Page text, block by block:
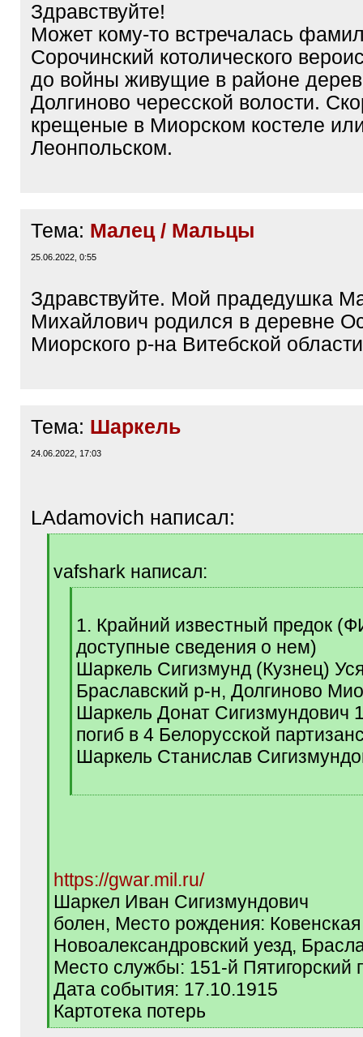
Здравствуйте!
Может кому-то встречалась
Сорочинский котолического
до войны живущие в районе
Долгиново чересской волости.
крещеные в Миорском костеле
Леонпольском.
Тема: Малец / Мальцы
25.06.2022, 0:55
Здравствуйте. Мой прадедушка
Михайлович родился в деревне
Миорского р-на Витебской
Тема: Шаркель
24.06.2022, 17:03
LAdamovich написал:
]
vafshark написал:
]1. Крайний известный предок
доступные сведения о нем)
Шаркель Сигизмунд (Кузнец)
Браславский р-н, Долгиново
Шаркель Донат Сигизмундович
погиб в 4 Белорусской
Шаркель Станислав
[
https://gwar.mil.ru/
Шаркел Иван Сигизмундович
болен, Место рождения: Ковенская
Новоалександровский уезд,
Место службы: 151-й Пятигорский
Дата события: 17.10.1915
Картотека потерь
[